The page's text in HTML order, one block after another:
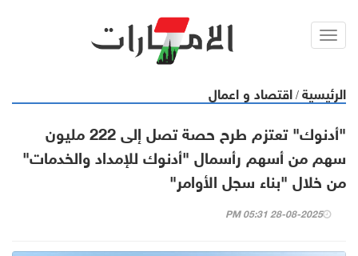
Toggl
الرئيسية / اقتصاد و اعمال
"أدنوك" تعتزم طرح حصة تصل إلى 222 مليون
سهم من أسهم رأسمال "أدنوك للإمداد والخدمات"
من خلال "بناء سجل الأوامر"
28-08-2025 05:31 PM